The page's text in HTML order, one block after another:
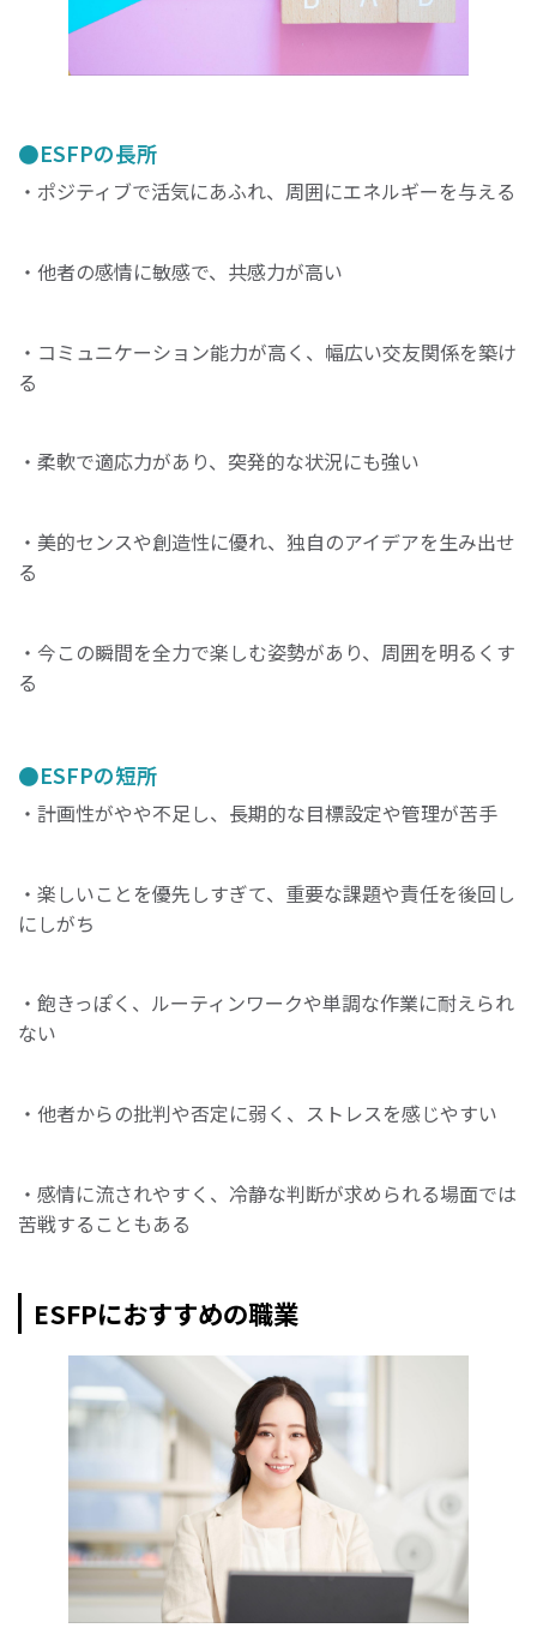
ESFPの長所
・ポジティブで活気にあふれ、周囲にエネルギーを与える
・他者の感情に敏感で、共感力が高い
・コミュニケーション能力が高く、幅広い交友関係を築け
る
・柔軟で適応力があり、突発的な状況にも強い
・美的センスや創造性に優れ、独自のアイデアを生み出せ
る
・今この瞬間を全力で楽しむ姿勢があり、周囲を明るくす
る
ESFPの短所
・計画性がやや不足し、長期的な目標設定や管理が苦手
・楽しいことを優先しすぎて、重要な課題や責任を後回し
にしがち
・飽きっぽく、ルーティンワークや単調な作業に耐えられ
ない
・他者からの批判や否定に弱く、ストレスを感じやすい
・感情に流されやすく、冷静な判断が求められる場面では
苦戦することもある
ESFPにおすすめの職業